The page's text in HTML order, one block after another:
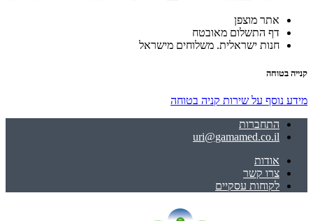
אתר מוצפן
דף התשלום מאובטח
חנות ישראלית. משלוחים מישראל
קנייה בטוחה
מידע נוסף על שירות קניה בטוחה
התחברות
uri@gamamed.co.il
אודות
צרו קשר
לקוחות עסקיים